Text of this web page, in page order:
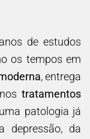
de estudos
os tempos em
, entrega
tratamentos
patologia já
depressão, da